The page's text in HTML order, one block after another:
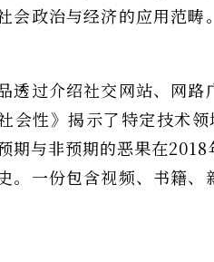
会政治与经济的应用范
透过介绍社交网站、网
会性》揭示了特定技术
期与非预期的恶果在
。一份包含视频、书籍